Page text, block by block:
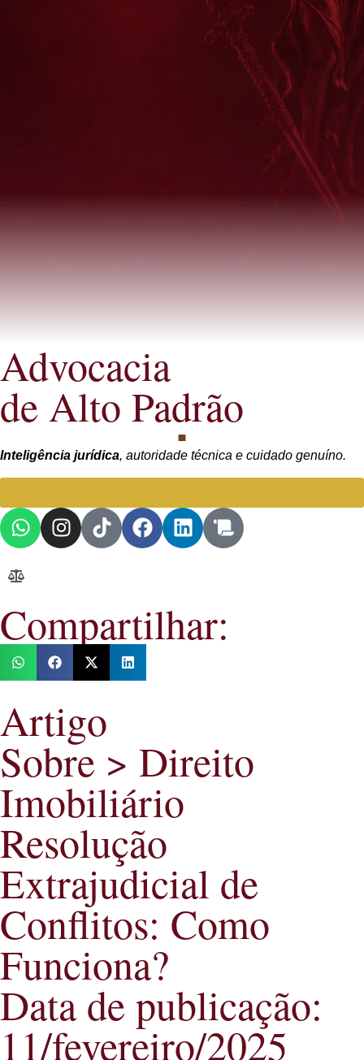
Advocacia
de Alto Padrão
Inteligência jurídica, autoridade técnica e cuidado genuíno.
Compartilhar:
Artigo
Sobre > Direito
Imobiliário
Resolução
Extrajudicial de
Conflitos: Como
Funciona?
Data de publicação:
11/fevereiro/2025